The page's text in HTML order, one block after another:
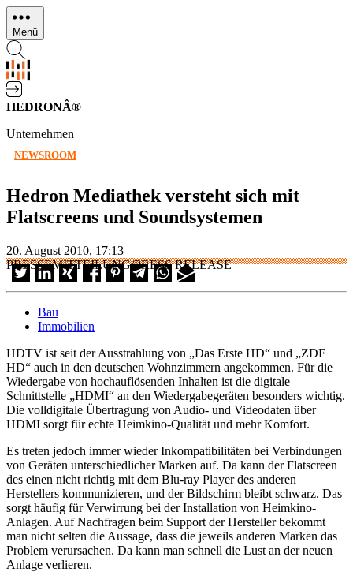
Direkt
zum
Inhalt
Menü
HEDRONÂ®
Unternehmen
NEWSROOM
Hedron Mediathek versteht sich mit
Flatscreens und Soundsystemen
20. August 2010, 17:13
PRESSEMITTEILUNG/PRESS RELEASE
Bau
Immobilien
HDTV ist seit der Ausstrahlung von „Das Erste HD“ und „ZDF
HD“ auch in den deutschen Wohnzimmern angekommen. Für die
Wiedergabe von hochauflösenden Inhalten ist die digitale
Schnittstelle „HDMI“ an den Wiedergabegeräten besonders wichtig.
Die volldigitale Übertragung von Audio- und Videodaten über
HDMI sorgt für echte Heimkino-Qualität und mehr Komfort.
Es treten jedoch immer wieder Inkompatibilitäten bei Verbindungen
von Geräten unterschiedlicher Marken auf. Da kann der Flatscreen
des einen nicht richtig mit dem Blu-ray Player des anderen
Herstellers kommunizieren, und der Bildschirm bleibt schwarz. Das
sorgt häufig für Verwirrung bei der Installation von Heimkino-
Anlagen. Auf Nachfragen beim Support der Hersteller bekommt
man nicht selten die Aussage, dass die jeweils anderen Marken das
Problem verursachen. Da kann man schnell die Lust an der neuen
Anlage verlieren.